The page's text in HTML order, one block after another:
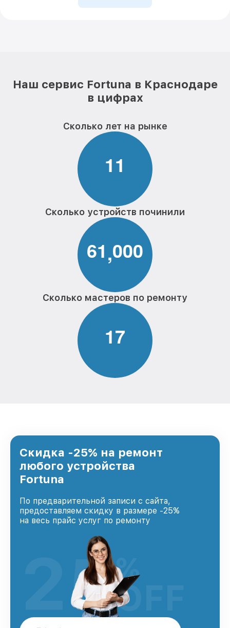
Наш сервис Fortuna в Краснодаре
в цифрах
Сколько лет на рынке
11
Сколько устройств починили
61,000
Сколько мастеров по ремонту
17
Скидка -25% на ремонт
любого устройства
Fortuna
По предварительной записи с сайта,
предоставляем скидку в размере -25%
на весь прайс услуг по ремонту
25%
OFF